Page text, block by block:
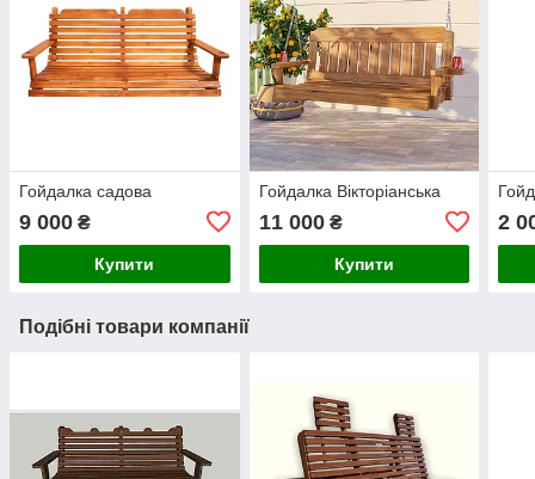
Гойдалка садова
9 000 ₴
Купити
Гойдалка Вікторіанська
11 000₴
Купити
2
Подібні товари компанії